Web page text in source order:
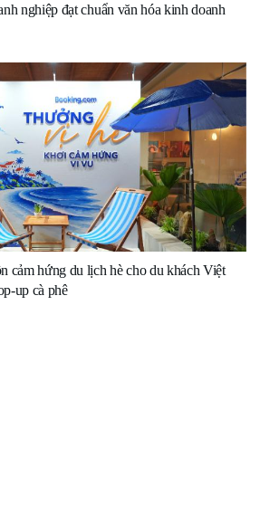
nghiệp đạt chuẩn văn hóa kinh doanh
cảm hứng du lịch hè cho du khách Việt
up cà phê